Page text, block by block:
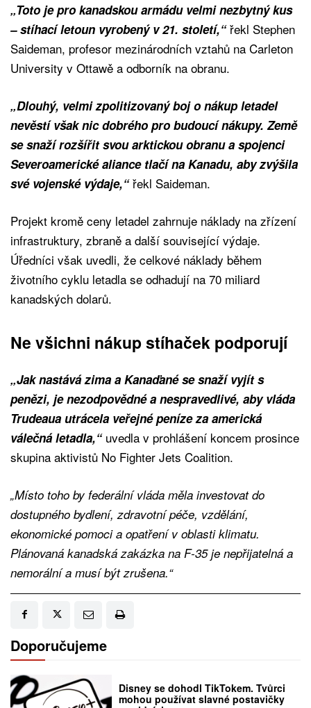
„Toto je pro kanadskou armádu velmi nezbytný kus
–stíhací letoun vyrobený v 21. století,“řekl Stephen
Saideman, profesor mezinárodních vztahů na Carleton
University v Ottawě a odborník na obranu.
„Dlouhý, velmi zpolitizovaný boj o nákup letadel
nevěstí však nic dobrého pro budoucí nákupy. Země
se snaží rozšířit svou arktickou obranu a spojenci
Severoamerické aliance tlačí na Kanadu, aby zvýšila
své vojenské výdaje,“řekl Saideman.
Projekt kromě ceny letadel zahrnuje náklady na zřízení
infrastruktury, zbraně a další související výdaje.
Úředníci však uvedli, že celkové náklady během
životního cyklu letadla se odhadují na 70 miliard
kanadských dolarů.
Ne všichni nákup stíhaček podporují
„Jak nastává zima a Kanaďané se snaží vyjít s
penězi, je nezodpovědné a nespravedlivé, aby vláda
Trudeaua utrácela veřejné peníze za americká
válečná letadla,“uvedla v prohlášení koncem prosince
skupina aktivistů No Fighter Jets Coalition.
„Místo toho by federální vláda měla investovat do
dostupného bydlení, zdravotní péče, vzdělání,
ekonomické pomoci a opatření v oblasti klimatu.
Plánovaná kanadská zakázka na F-35 je nepřijatelná a
nemorální a musí být zrušena.“
Doporučujeme
Disney se dohodl TikTokem. Tvůrci
mohou používat slavné postavičky